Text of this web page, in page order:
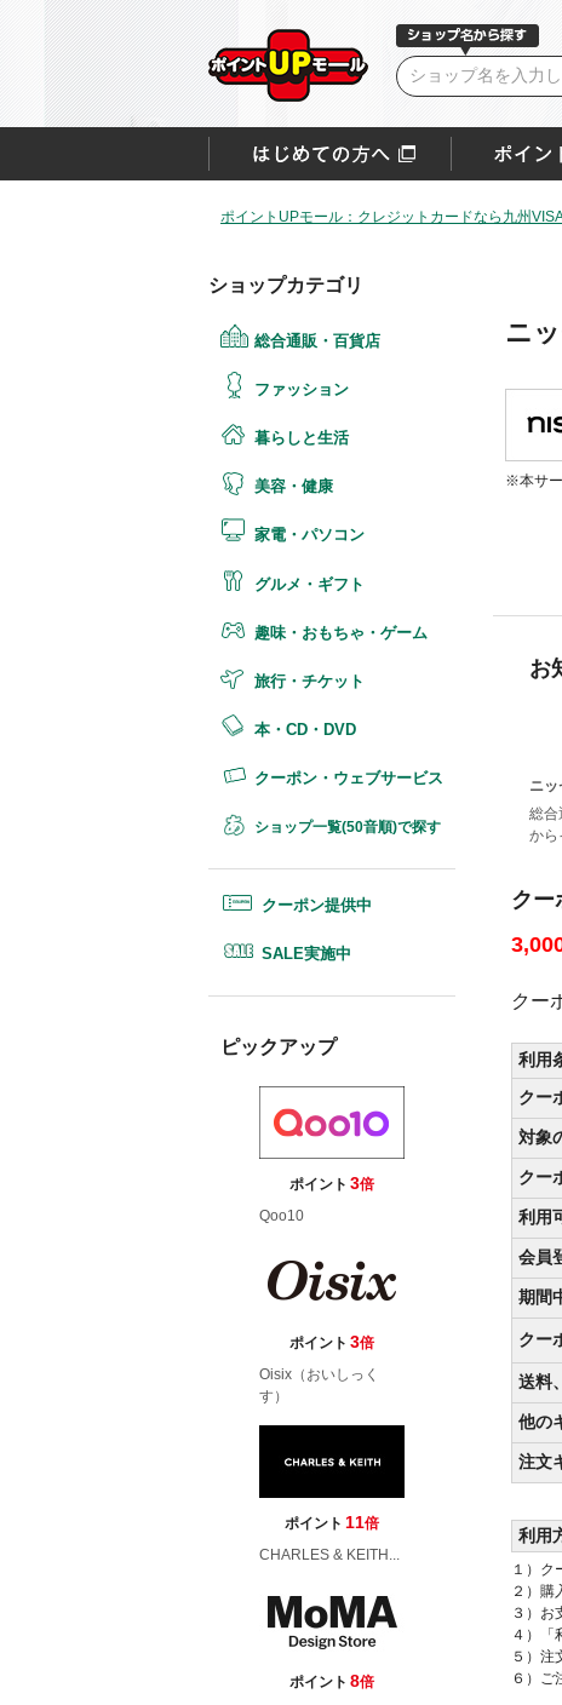
ポイントUPモール：クレジットカードなら九州
ショップカテゴリ
総合通販・百貨店
ファッション
暮らしと生活
美容・健康
家電・パソコン
グルメ・ギフト
趣味・おもちゃ・ゲーム
旅行・チケット
本・CD・DVD
クーポン・ウェブサービス
ショップ一覧(50音順)で探す
クーポン提供中
SALE実施中
ピックアップ
ポイント 3倍
Qoo10
ポイント 3倍
Oisix（おいしっく
す）
ポイント 11倍
CHARLES & KEITH...
ポイント 8倍
ニ
※本サー
お
ニッ
総合
から
クー
クー
利用
クー
対象
クー
利用
会員
期間
クー
送料
他の
注文
利用
１）ク
２）購
３）お
４）「
５）注
６）ご